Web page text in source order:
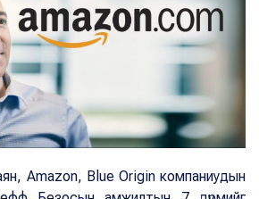
Amazon, Blue Origin компаниудын